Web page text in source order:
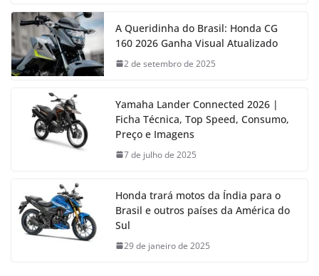
A Queridinha do Brasil: Honda CG
160 2026 Ganha Visual Atualizado
2 de setembro de 2025
Yamaha Lander Connected 2026 |
Ficha Técnica, Top Speed, Consumo,
Preço e Imagens
7 de julho de 2025
Honda trará motos da Índia para o
Brasil e outros países da América do
Sul
29 de janeiro de 2025